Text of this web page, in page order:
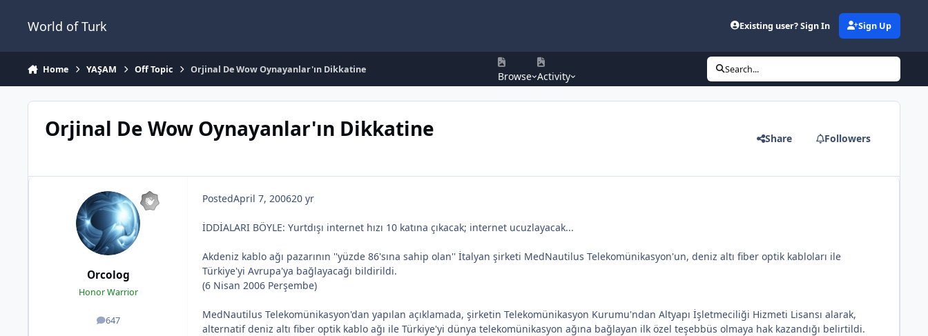
World of Turk Existing user? Sign In Sign Up
Home YAŞAM Off Topic Orjinal De Wow Oynayanlar'ın Dikkatine
Browse Activity
Search...
Orjinal De Wow Oynayanlar'ın Dikkatine Share Followers
Orcolog
Honor Warrior
647
posts
PostedApril 7, 200620 yr
İDDİALARI BÖYLE: Yurtdışı internet hızı 10 katına çıkacak; internet ucuzlayacak...
Akdeniz kablo ağı pazarının ''yüzde 86'sına sahip olan'' İtalyan şirketi MedNautilus Telekomünikasyon'un, deniz altı fiber optik kabloları ile
Türkiye'yi Avrupa'ya bağlayacağı bildirildi.
(6 Nisan 2006 Perşembe)
MedNautilus Telekomünikasyon'dan yapılan açıklamada, şirketin Telekomünikasyon Kurumu'ndan Altyapı İşletmeciliği Hizmeti Lisansı alarak,
alternatif deniz altı fiber optik kablo ağı ile Türkiye'yi dünya telekomünikasyon ağına bağlayan ilk özel teşebbüs olmaya hak kazandığı belirtildi.